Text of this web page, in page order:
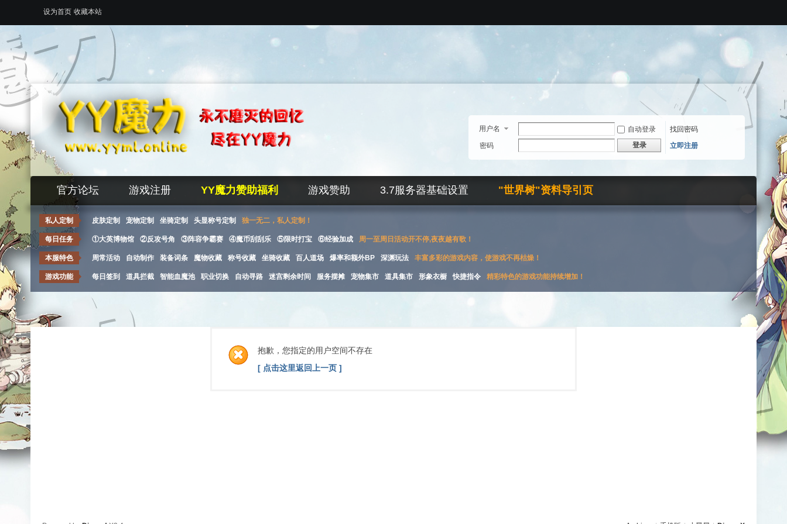
设为首页 收藏本站
用户名 自动登录
找回密码
密码
登录 立即注册
官方论坛 游戏注册 YY魔力赞助福利 游戏赞助 3.7服务器基础设置 "世界树"资料导引页
私人定制 皮肤定制 宠物定制 坐骑定制 头显称号定制 独一无二，私人定制！
每日任务 ①大英博物馆 ②反攻号角 ③阵容争霸赛 ④魔币刮刮乐 ⑤限时打宝 ⑥经验加成 周一至周日活动开不停,夜夜越有歌！
本服特色 周常活动 自动制作 装备词条 魔物收藏 称号收藏 坐骑收藏 百人道场 爆率和额外BP 深渊玩法 丰富多彩的游戏内容，使游戏不再枯燥！
游戏功能 每日签到 道具拦截 智能血魔池 职业切换 自动寻路 迷宫剩余时间 服务摆摊 宠物集市 道具集市 形象衣橱 快捷指令 精彩特色的游戏功能持续增加！
抱歉，您指定的用户空间不存在
[ 点击这里返回上一页 ]